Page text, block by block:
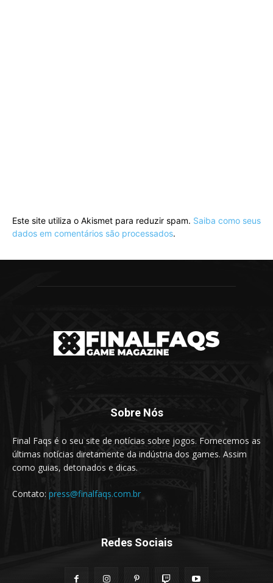
Este site utiliza o Akismet para reduzir spam. Saiba como seus
dados em comentários são processados.
Sobre Nós
Final Faqs é o seu site de notícias sobre jogos. Fornecemos as
últimas notícias diretamente da indústria dos games. Assim
como guias, detonados e dicas.
Contato: press@finalfaqs.com.br
Redes Sociais